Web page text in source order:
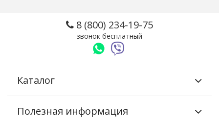
8 (800) 234-19-75
звонок бесплатный
Каталог
Полезная информация